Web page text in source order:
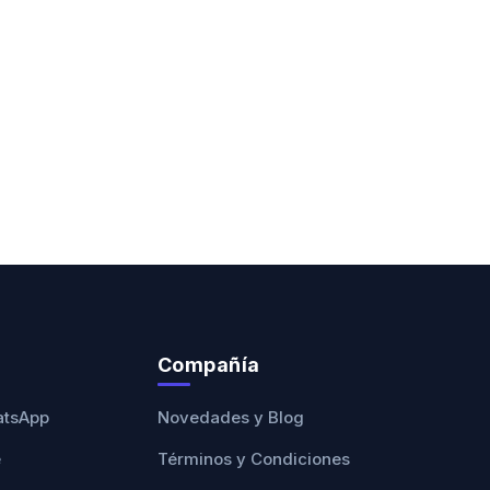
Compañía
Novedades y Blog
Términos y Condiciones